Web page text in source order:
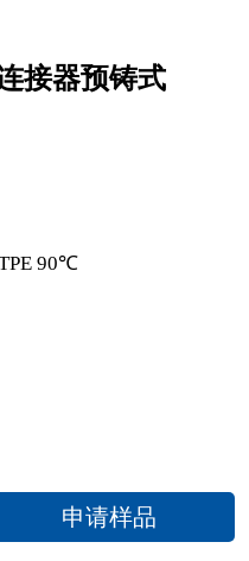
接器预铸式
90℃
申请样品